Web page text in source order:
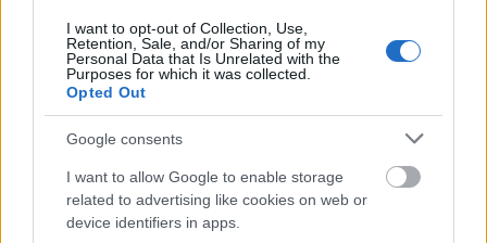
I want to opt-out of Collection, Use,
Retention, Sale, and/or Sharing of my
Personal Data that Is Unrelated with the
Purposes for which it was collected.
Opted Out
Google consents
I want to allow Google to enable storage
related to advertising like cookies on web or
device identifiers in apps.
Kéthónapos a Tisza-kormány: íme a mérleg!
ELEMZÉSEK 2026. júl. 21.